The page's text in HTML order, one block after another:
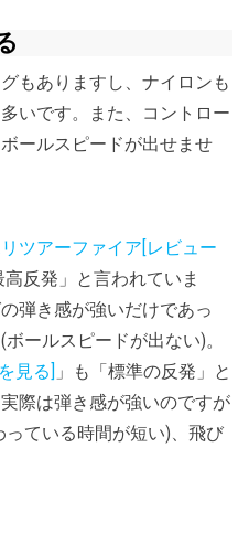
もありますし、ナイロンも
いです。また、コントロー
ールスピードが出せませ
ツアーファイア[レビュー
反発」と言われていま
弾き感が強いだけであっ
ールスピードが出ない)。
見る] 」も「標準の反発」と
際は弾き感が強いのですが
ている時間が短い)、飛び